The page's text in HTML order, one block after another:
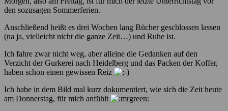
den sozusagen Sommerferien.
Anschließend heißt es drei Wochen lang Bücher geschlossen lassen
(na ja, vielleicht nicht die ganze Zeit…) und Ruhe ist.
Ich fahre zwar nicht weg, aber alleine die Gedanken auf den
Verzicht der Gurkerei nach Heidelberg und das Packen der Koffer,
haben schon einen gewissen Reiz
Ich habe in dem Bild mal kurz dokumentiert, wie sich die Zeit heute
am Donnerstag, für mich anfühlt